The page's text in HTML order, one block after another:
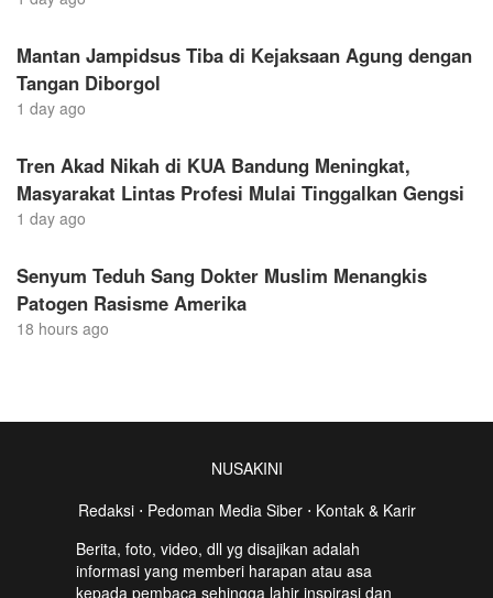
Mantan Jampidsus Tiba di Kejaksaan Agung dengan
Tangan Diborgol
1 day ago
Tren Akad Nikah di KUA Bandung Meningkat,
Masyarakat Lintas Profesi Mulai Tinggalkan Gengsi
1 day ago
Senyum Teduh Sang Dokter Muslim Menangkis
Patogen Rasisme Amerika
18 hours ago
NUSAKINI
Redaksi⋅ Pedoman Media Siber⋅ Kontak & Karir
Berita, foto, video, dll yg disajikan adalah
informasi yang memberi harapan atau asa
kepada pembaca sehingga lahir inspirasi dan